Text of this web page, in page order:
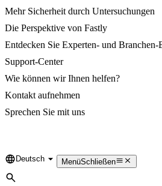
Mehr Sicherheit durch Untersuchungen
Die Perspektive von Fastly
Entdecken Sie Experten- und
Support-Center
Wie können wir Ihnen helfen?
Kontakt aufnehmen
Sprechen Sie mit uns
Language
Deutsch MenüSchließen
Suche